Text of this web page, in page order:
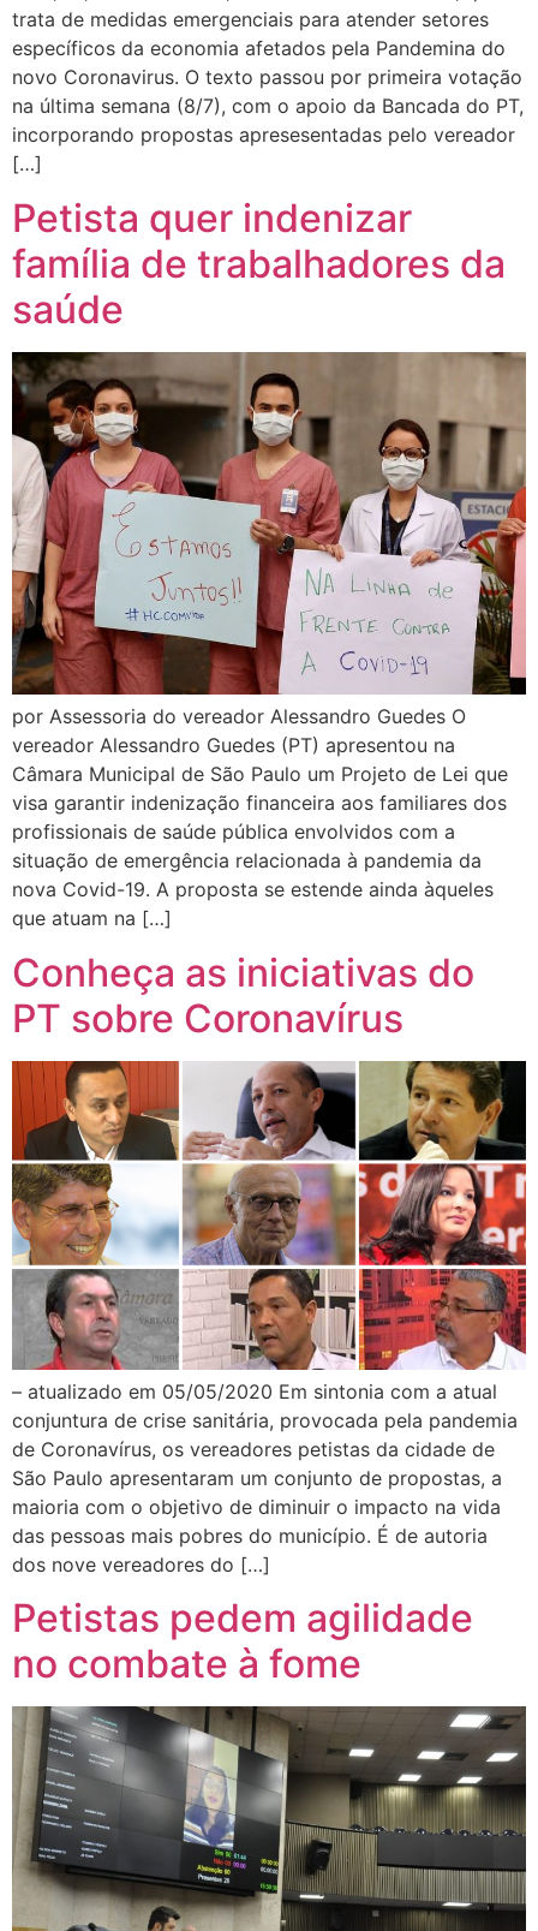
trata de medidas emergenciais para atender setores
específicos da economia afetados pela Pandemina do
novo Coronavirus. O texto passou por primeira votação
na última semana (8/7), com o apoio da Bancada do PT,
incorporando propostas apresesentadas pelo vereador
[…]
Petista quer indenizar
família de trabalhadores da
saúde
por Assessoria do vereador Alessandro Guedes O
vereador Alessandro Guedes (PT) apresentou na
Câmara Municipal de São Paulo um Projeto de Lei que
visa garantir indenização financeira aos familiares dos
profissionais de saúde pública envolvidos com a
situação de emergência relacionada à pandemia da
nova Covid-19. A proposta se estende ainda àqueles
que atuam na […]
Conheça as iniciativas do
PT sobre Coronavírus
– atualizado em 05/05/2020 Em sintonia com a atual
conjuntura de crise sanitária, provocada pela pandemia
de Coronavírus, os vereadores petistas da cidade de
São Paulo apresentaram um conjunto de propostas, a
maioria com o objetivo de diminuir o impacto na vida
das pessoas mais pobres do município. É de autoria
dos nove vereadores do […]
Petistas pedem agilidade
no combate à fome